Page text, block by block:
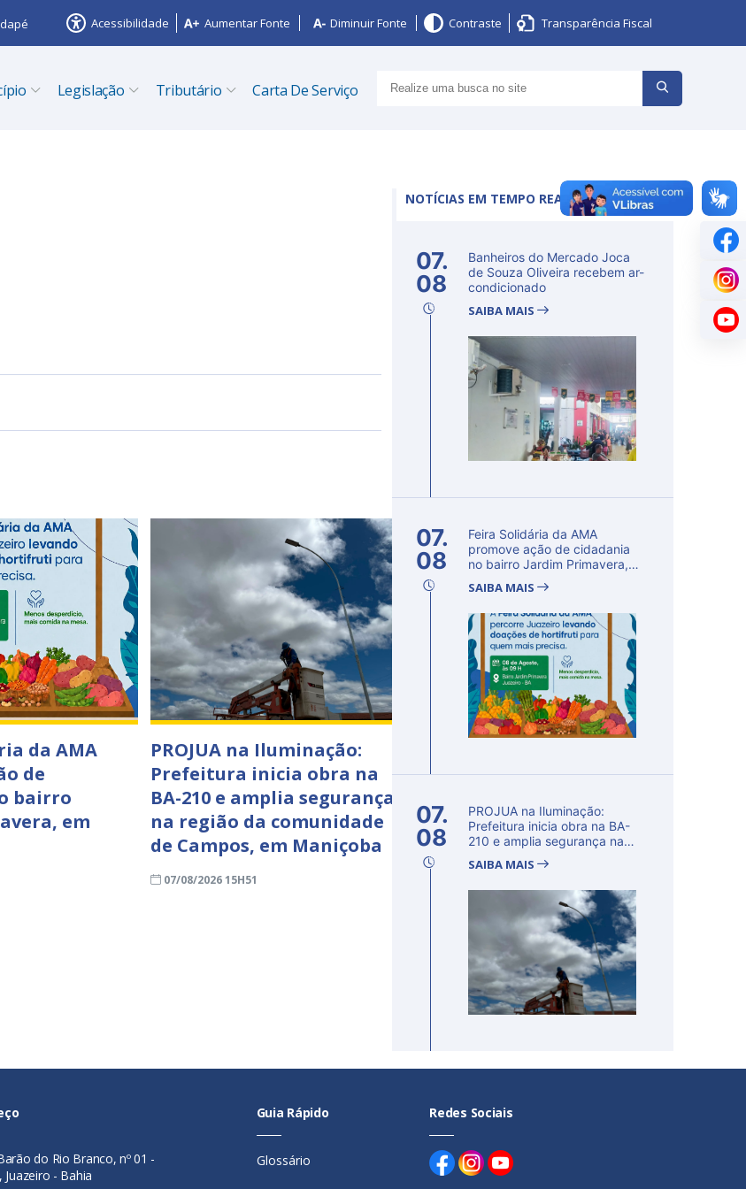
Acessibilidade Aumentar Fonte Diminuir Fonte Contraste Transparência Fiscal
Legislação Tributário Carta De Serviço
da AMA
de
bairro
em
PROJUA na Iluminação:
Prefeitura inicia obra na
BA-210 e amplia segurança
na região da comunidade
de Campos, em Maniçoba
07/08/2026 15H51
NOTÍCIAS EM TEMPO REAL
07.
08
Banheiros do Mercado Joca
de Souza Oliveira recebem ar-
condicionado
SAIBA MAIS
07.
08
Feira Solidária da AMA
promove ação de cidadania
no bairro Jardim Primavera,
SAIBA MAIS
07.
08
PROJUA na Iluminação:
Prefeitura inicia obra na BA-
210 e amplia segurança na
SAIBA MAIS
do Rio Branco, nº 01 -
Juazeiro - Bahia
Guia Rápido
Glossário
Redes Sociais